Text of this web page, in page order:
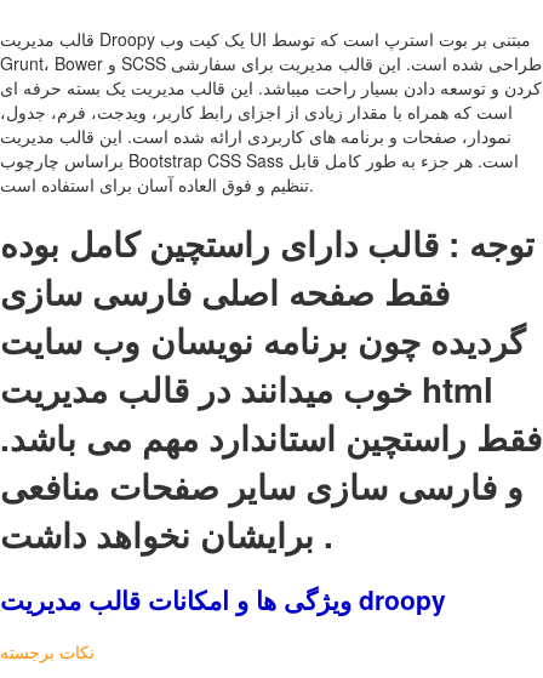
قالب مدیریت Droopy یک کیت وب UI مبتنی بر بوت استرپ است که توسط
Grunt، Bower و SCSS طراحی شده است. این قالب مدیریت برای سفارشی
کردن و توسعه دادن بسیار راحت میباشد. این قالب مدیریت یک بسته حرفه ای
است که همراه با مقدار زیادی از اجزای رابط کاربر، ویدجت، فرم، جدول،
نمودار، صفحات و برنامه های کاربردی ارائه شده است. این قالب مدیریت
براساس چارچوب Bootstrap CSS Sass است. هر جزء به طور کامل قابل
تنظیم و فوق العاده آسان برای استفاده است.
توجه : قالب دارای راستچین کامل بوده
فقط صفحه اصلی فارسی سازی
گردیده چون برنامه نویسان وب سایت
خوب میدانند در قالب مدیریت html
فقط راستچین استاندارد مهم می باشد.
و فارسی سازی سایر صفحات منافعی
برایشان نخواهد داشت .
ویژگی ها و امکانات قالب مدیریت droopy
نکات برجسته